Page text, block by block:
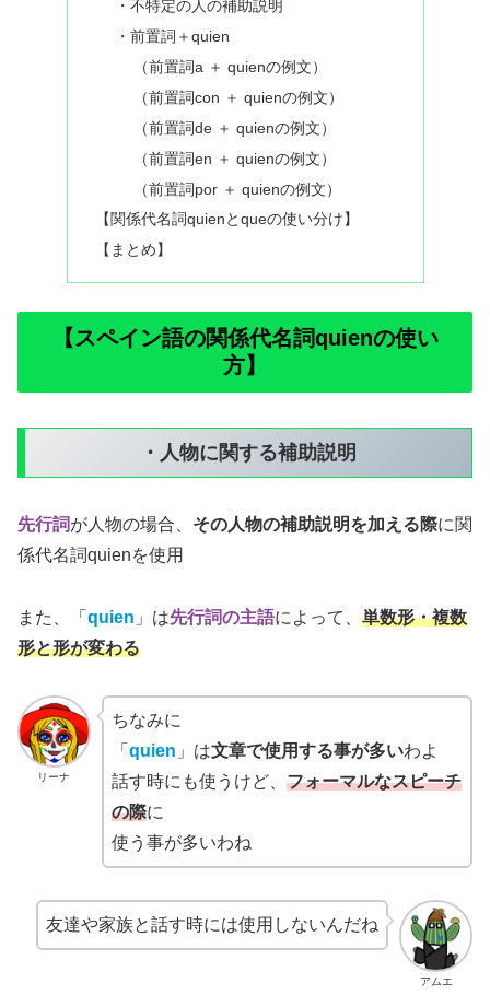
・不特定の人の補助説明
・前置詞＋quien
（前置詞a ＋ quienの例文）
（前置詞con ＋ quienの例文）
（前置詞de ＋ quienの例文）
（前置詞en ＋ quienの例文）
（前置詞por ＋ quienの例文）
【関係代名詞quienとqueの使い分け】
【まとめ】
【スペイン語の関係代名詞quienの使い
方】
・人物に関する補助説明
先行詞が人物の場合、 その人物の補助説明を加える際に関
係代名詞quienを使用
また、「 quien 」は先行詞の主語によって、 単数形・複数
形と形が変わる
リーナ
ちなみに
「 quien 」は文章で使用する事が多いわよ
話す時にも使うけど、 フォーマルなスピーチ
の際に
使う事が多いわね
アムエ
友達や家族と話す時には使用しないんだね